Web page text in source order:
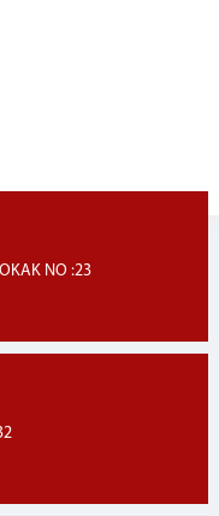
NO :23